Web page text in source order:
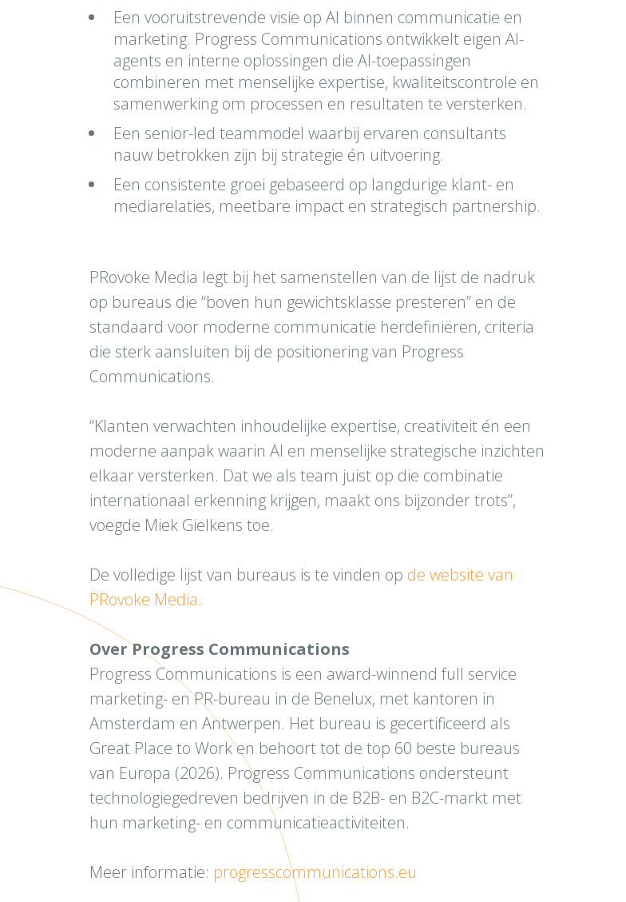
Een vooruitstrevende visie op AI binnen communicatie en
marketing. Progress Communications ontwikkelt eigen AI-
agents en interne oplossingen die AI-toepassingen
combineren met menselijke expertise, kwaliteitscontrole en
samenwerking om processen en resultaten te versterken.
Een senior-led teammodel waarbij ervaren consultants
nauw betrokken zijn bij strategie én uitvoering.
Een consistente groei gebaseerd op langdurige klant- en
mediarelaties, meetbare impact en strategisch partnership.
PRovoke Media legt bij het samenstellen van de lijst de nadruk
op bureaus die “boven hun gewichtsklasse presteren” en de
standaard voor moderne communicatie herdefiniëren, criteria
die sterk aansluiten bij de positionering van Progress
Communications.
“Klanten verwachten inhoudelijke expertise, creativiteit én een
moderne aanpak waarin AI en menselijke strategische inzichten
elkaar versterken. Dat we als team juist op die combinatie
internationaal erkenning krijgen, maakt ons bijzonder trots”,
voegde Miek Gielkens toe.
De volledige lijst van bureaus is te vinden op de website van
PRovoke Media.
Over Progress Communications
Progress Communications is een award-winnend full service
marketing- en PR-bureau in de Benelux, met kantoren in
Amsterdam en Antwerpen. Het bureau is gecertificeerd als
Great Place to Work en behoort tot de top 60 beste bureaus
van Europa (2026). Progress Communications ondersteunt
technologiegedreven bedrijven in de B2B- en B2C-markt met
hun marketing- en communicatieactiviteiten.
Meer informatie: progresscommunications.eu